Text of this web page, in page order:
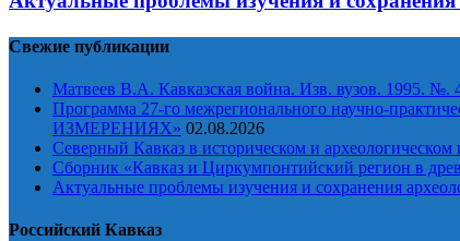
Свежие публикации
Матвеев В.А. Кавказская война. Изв. вузов. 1995. №.
Программа 27-го межрегионального научно-
ИЗМЕРЕНИЯХ» 02.08.2026
Северный Кавказ в историческом и археологическом
Сборник «Кавказ и Циркумпонтийский регион в
Актуальные проблемы изучения и сохранения
Российский Кавказ